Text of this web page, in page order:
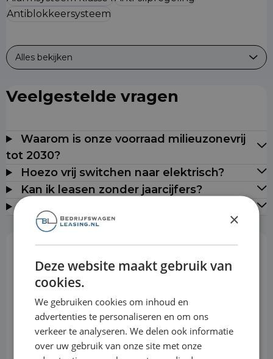
Antiblokkeersysteem
Alles bekijken
Veelgestelde vragen
Waarom is onze voorraad milieuzonevrij
tot 2030?
Hoezo vrij switchen naar elektrisch?
Kan ik leasen zonder jaarcijfers?
Leveren jullie door heel Nederland?
Rekentool
Aanbetaling
Looptijd
×
Deze website maakt gebruik van
cookies.
We gebruiken cookies om inhoud en
advertenties te personaliseren en om ons
verkeer te analyseren. We delen ook informatie
over uw gebruik van onze site met onze